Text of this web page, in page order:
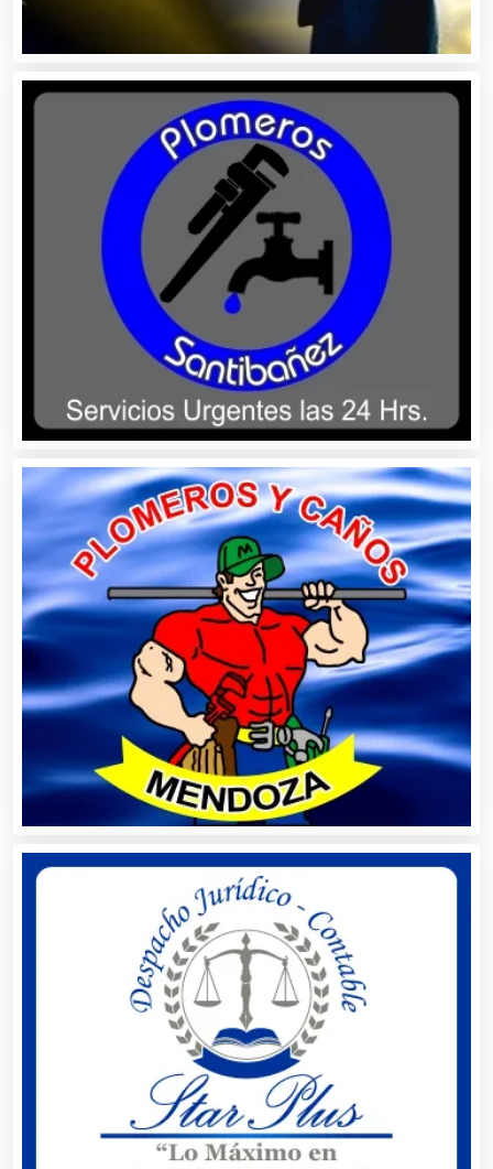
Alquiler de Equipos para Fiestas
Alquiler de Sillas y Mesas
Alquiler de Trajes de Etiqueta
Alta Costura
Aluminio
Análisis Clínicos
Análisis de Aguas
Animadores de Eventos
Aparatos y Equipos Eléctricos
Arquitectos
Artes Gráficas
Artesanías
Artículos de Oficina